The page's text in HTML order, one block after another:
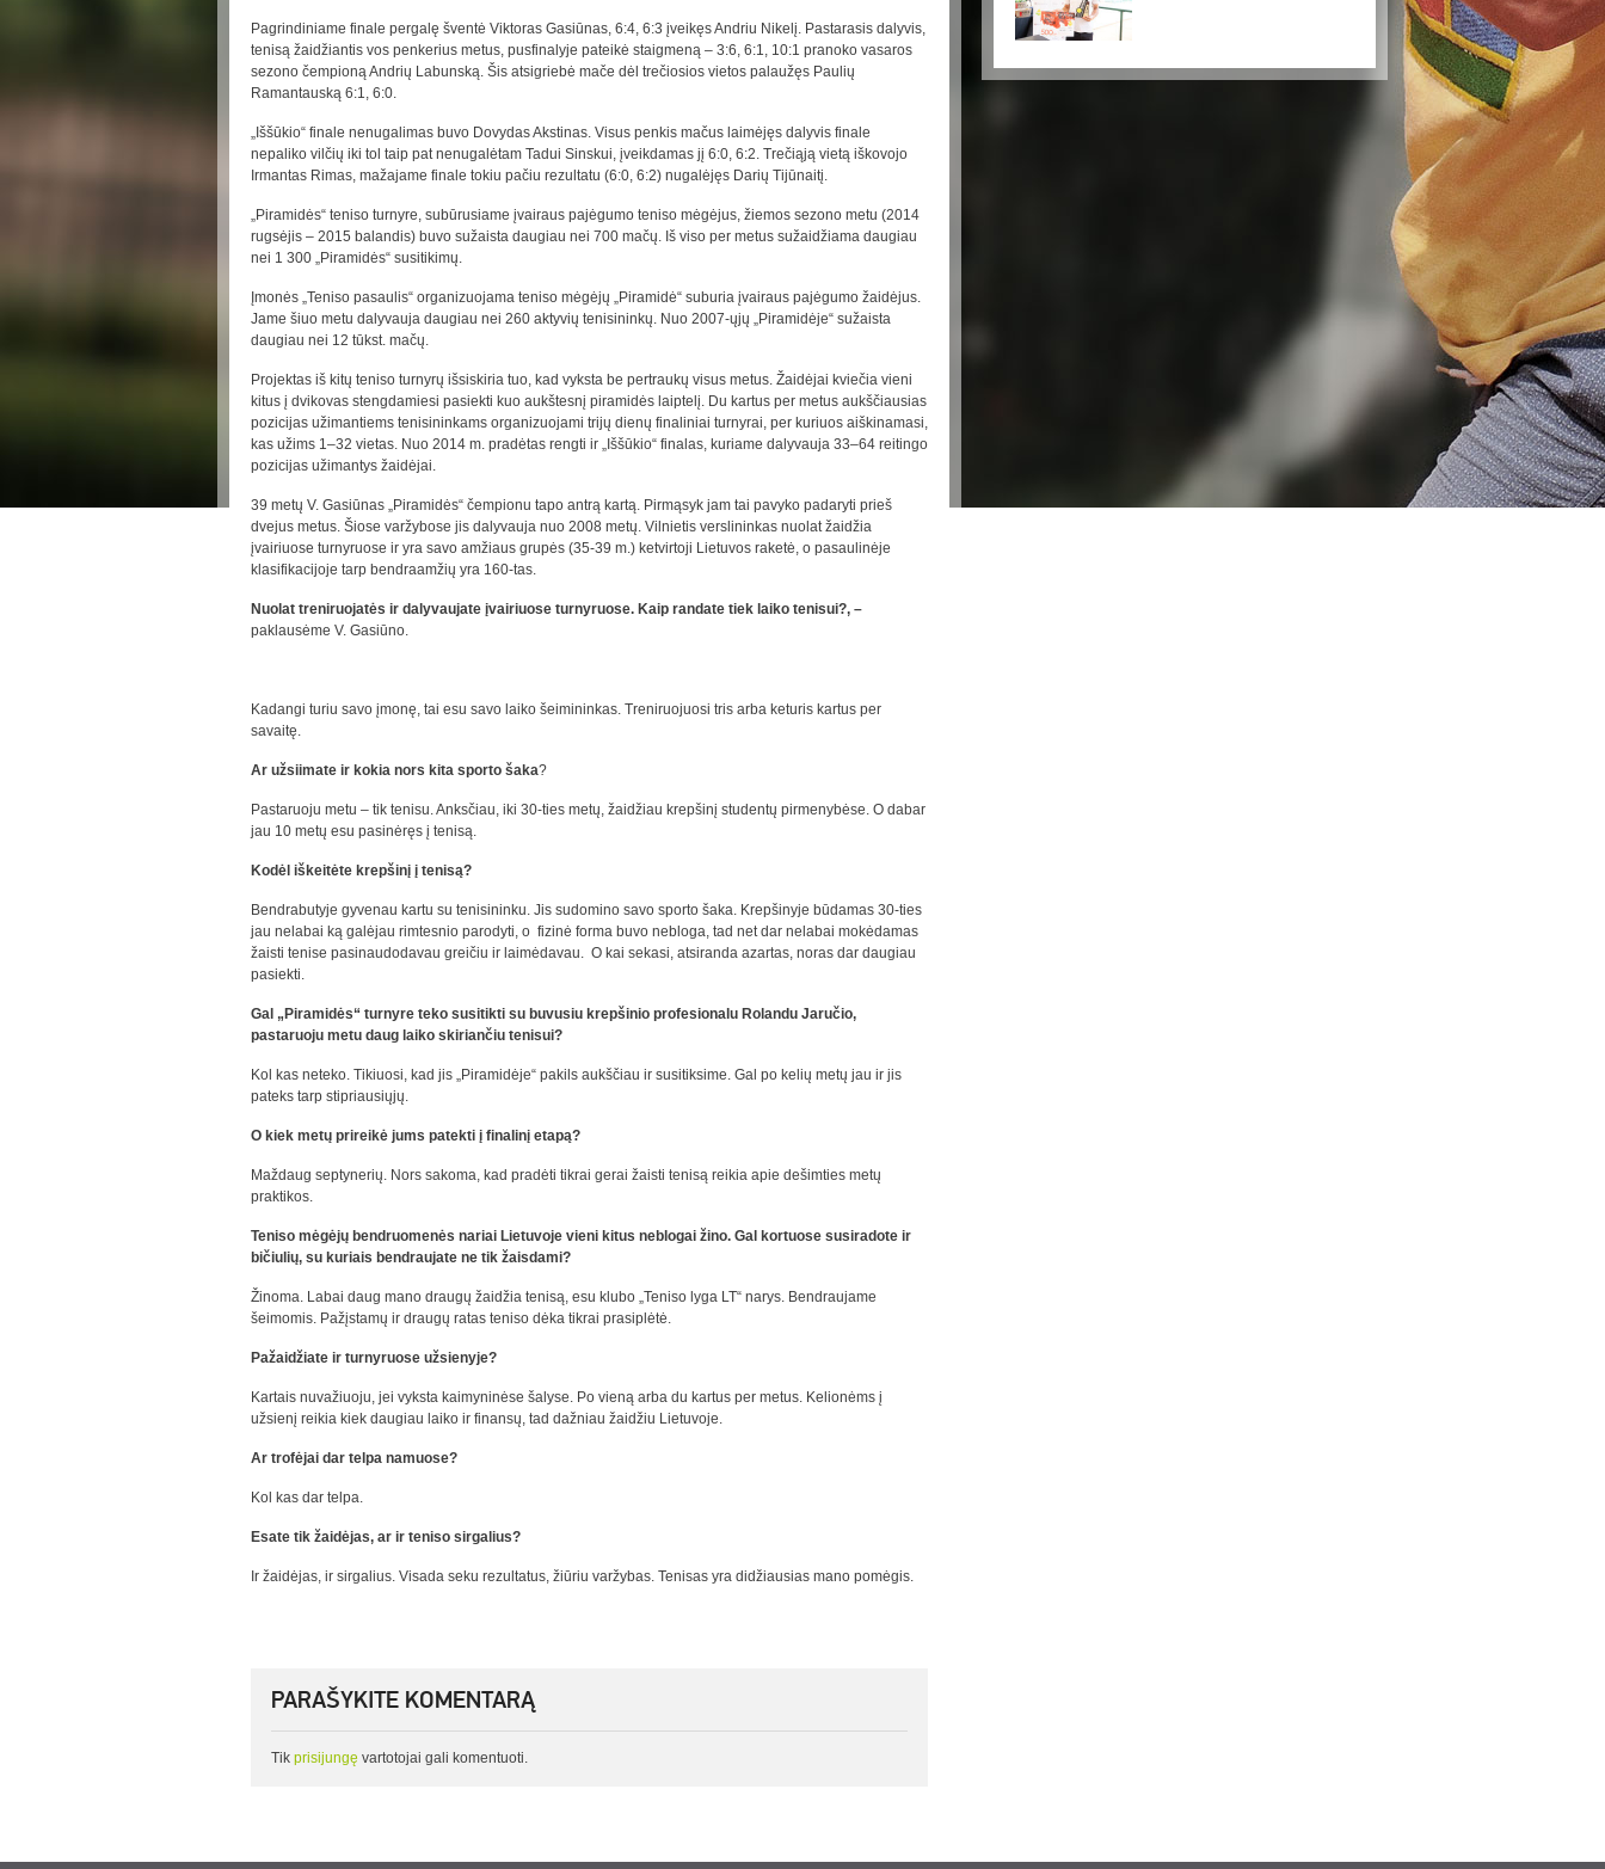
Pagrindiniame finale pergalę šventė Viktoras Gasiūnas, 6:4, 6:3 įveikęs Andriu Nikelį. Pastarasis dalyvis,
tenisą žaidžiantis vos penkerius metus, pusfinalyje pateikė staigmeną – 3:6, 6:1, 10:1 pranoko vasaros
sezono čempioną Andrių Labunską. Šis atsigriebė mače dėl trečiosios vietos palaužęs Paulių
Ramantauską 6:1, 6:0.
„Iššūkio“ finale nenugalimas buvo Dovydas Akstinas. Visus penkis mačus laimėjęs dalyvis finale
nepaliko vilčių iki tol taip pat nenugalėtam Tadui Sinskui, įveikdamas jį 6:0, 6:2. Trečiąją vietą iškovojo
Irmantas Rimas, mažajame finale tokiu pačiu rezultatu (6:0, 6:2) nugalėjęs Darių Tijūnaitį.
„Piramidės“ teniso turnyre, subūrusiame įvairaus pajėgumo teniso mėgėjus, žiemos sezono metu (2014
rugsėjis – 2015 balandis) buvo sužaista daugiau nei 700 mačų. Iš viso per metus sužaidžiama daugiau
nei 1 300 „Piramidės“ susitikimų.
Įmonės „Teniso pasaulis“ organizuojama teniso mėgėjų „Piramidė“ suburia įvairaus pajėgumo žaidėjus.
Jame šiuo metu dalyvauja daugiau nei 260 aktyvių tenisininkų. Nuo 2007-ųjų „Piramidėje“ sužaista
daugiau nei 12 tūkst. mačų.
Projektas iš kitų teniso turnyrų išsiskiria tuo, kad vyksta be pertraukų visus metus. Žaidėjai kviečia vieni
kitus į dvikovas stengdamiesi pasiekti kuo aukštesnį piramidės laiptelį. Du kartus per metus aukščiausias
pozicijas užimantiems tenisininkams organizuojami trijų dienų finaliniai turnyrai, per kuriuos aiškinamasi,
kas užims 1–32 vietas. Nuo 2014 m. pradėtas rengti ir „Iššūkio“ finalas, kuriame dalyvauja 33–64 reitingo
pozicijas užimantys žaidėjai.
39 metų V. Gasiūnas „Piramidės“ čempionu tapo antrą kartą. Pirmąsyk jam tai pavyko padaryti prieš
dvejus metus. Šiose varžybose jis dalyvauja nuo 2008 metų. Vilnietis verslininkas nuolat žaidžia
įvairiuose turnyruose ir yra savo amžiaus grupės (35-39 m.) ketvirtoji Lietuvos raketė, o pasaulinėje
klasifikacijoje tarp bendraamžių yra 160-tas.
Nuolat treniruojatės ir dalyvaujate įvairiuose turnyruose. Kaip randate tiek laiko tenisui?, –
paklausėme V. Gasiūno.
Kadangi turiu savo įmonę, tai esu savo laiko šeimininkas. Treniruojuosi tris arba keturis kartus per
savaitę.
Ar užsiimate ir kokia nors kita sporto šaka?
Pastaruoju metu – tik tenisu. Anksčiau, iki 30-ties metų, žaidžiau krepšinį studentų pirmenybėse. O dabar
jau 10 metų esu pasinėręs į tenisą.
Kodėl iškeitėte krepšinį į tenisą?
Bendrabutyje gyvenau kartu su tenisininku. Jis sudomino savo sporto šaka. Krepšinyje būdamas 30-ties
jau nelabai ką galėjau rimtesnio parodyti, o fizinė forma buvo nebloga, tad net dar nelabai mokėdamas
žaisti tenise pasinaudodavau greičiu ir laimėdavau. O kai sekasi, atsiranda azartas, noras dar daugiau
pasiekti.
Gal „Piramidės“ turnyre teko susitikti su buvusiu krepšinio profesionalu Rolandu Jaručio,
pastaruoju metu daug laiko skiriančiu tenisui?
Kol kas neteko. Tikiuosi, kad jis „Piramidėje“ pakils aukščiau ir susitiksime. Gal po kelių metų jau ir jis
pateks tarp stipriausiųjų.
O kiek metų prireikė jums patekti į finalinį etapą?
Maždaug septynerių. Nors sakoma, kad pradėti tikrai gerai žaisti tenisą reikia apie dešimties metų
praktikos.
Teniso mėgėjų bendruomenės nariai Lietuvoje vieni kitus neblogai žino. Gal kortuose susiradote ir
bičiulių, su kuriais bendraujate ne tik žaisdami?
Žinoma. Labai daug mano draugų žaidžia tenisą, esu klubo „Teniso lyga LT“ narys. Bendraujame
šeimomis. Pažįstamų ir draugų ratas teniso dėka tikrai prasiplėtė.
Pažaidžiate ir turnyruose užsienyje?
Kartais nuvažiuoju, jei vyksta kaimyninėse šalyse. Po vieną arba du kartus per metus. Kelionėms į
užsienį reikia kiek daugiau laiko ir finansų, tad dažniau žaidžiu Lietuvoje.
Ar trofėjai dar telpa namuose?
Kol kas dar telpa.
Esate tik žaidėjas, ar ir teniso sirgalius?
Ir žaidėjas, ir sirgalius. Visada seku rezultatus, žiūriu varžybas. Tenisas yra didžiausias mano pomėgis.
PARAŠYKITE KOMENTARĄ
Tik prisijungę vartotojai gali komentuoti.